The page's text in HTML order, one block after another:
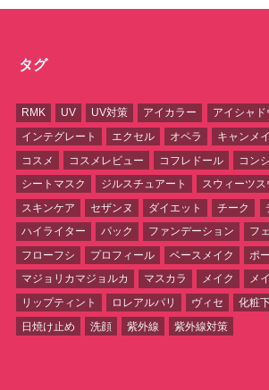
タグ
RMK UV UV対策 アイカラー アイシャド
インテグレート
エクセル オペラ キャンメ
コスメ
コスメレビュー コフレドール
コン
シートマスク
ジルスチュアート
スウィーツス
スキンケア
セザンヌ ダイエット チーク
ハイライター
パック ファンデーション
フ
フローフシ
プロフィール ベースメイク
ポ
マジョリカマジョルカ
マスカラ メイク メ
リップティント
ロレアルパリ ヴィセ 化粧
日焼け止め
洗顔 紫外線 紫外線対策